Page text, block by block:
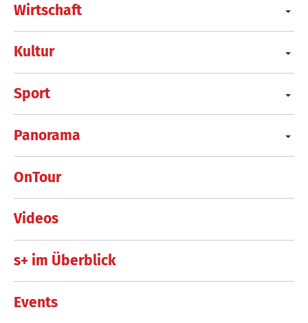
Wirtschaft
Kultur
Sport
Panorama
OnTour
Videos
s+ im Überblick
Events